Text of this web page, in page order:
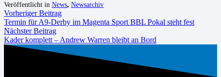
Veröffentlicht in News, Newsarchiv
Vorheriger Beitrag
Termin für A9-Derby im Magenta Sport BBL Pokal steht fest
Nächster Beitrag
Kader komplett – Andrew Warren bleibt an Bord